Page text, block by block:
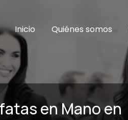
Inicio Quiénes somos
en Mano en